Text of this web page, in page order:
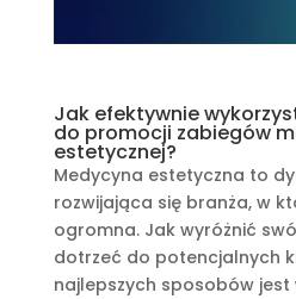
Jak efektywnie
do promocji zabiegów
estetycznej?
Medycyna estetyczna to
rozwijająca się branża, w
ogromna. Jak wyróżnić
dotrzeć do potencjalnych
najlepszych sposobów jest